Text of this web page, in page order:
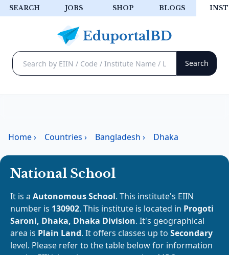
SEARCH JOBS SHOP BLOGS
Home› Countries › Bangladesh › Dhaka
National School
It is a Autonomous School. This institute's EIIN
number is 130902. This institute is located in Progoti
Saroni, Dhaka, Dhaka Division. It's geographical
area is Plain Land. It offers classes up to Secondary
level. Please refer to the table below for information